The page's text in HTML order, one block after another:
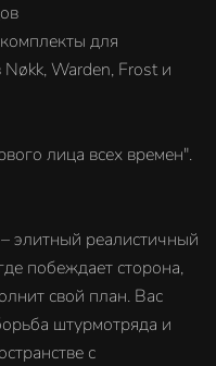
для
Warden, Frost и
лица всех времен".
элитный реалистичный
побеждает сторона,
свой план. Вас
штурмотряда и
с